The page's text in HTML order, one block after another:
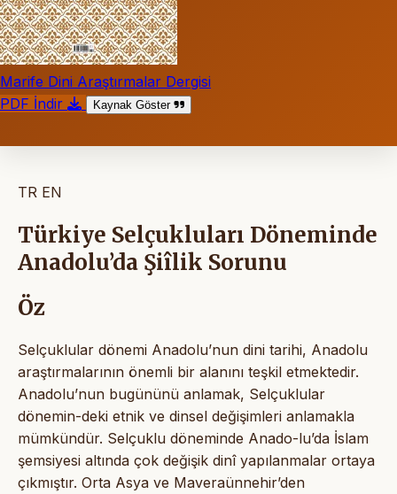
Marife Dini Araştırmalar Dergisi
PDF İndir
Kaynak Göster
TR EN
Türkiye Selçukluları Döneminde
Anadolu’da Şiîlik Sorunu
Öz
Selçuklular dönemi Anadolu’nun dini tarihi, Anadolu
araştırmalarının önemli bir alanını teşkil etmektedir.
Anadolu’nun bugününü anlamak, Selçuklular
dönemin-deki etnik ve dinsel değişimleri anlamakla
mümkündür. Selçuklu döneminde Anado-lu’da İslam
şemsiyesi altında çok değişik dinî yapılanmalar ortaya
çıkmıştır. Orta Asya ve Maveraünnehir’den